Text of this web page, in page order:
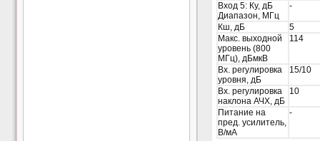
Вход 5: Ку, дБ
Диапазон, МГц
-
Кш, дБ
5
Макс. выходной
уровень (800
МГц), дБмкВ
114
Вх. регулировка
уровня, дБ
15/10
Вх. регулировка
наклона АЧХ, дБ
10
Питание на
пред. усилитель,
В/мА
-